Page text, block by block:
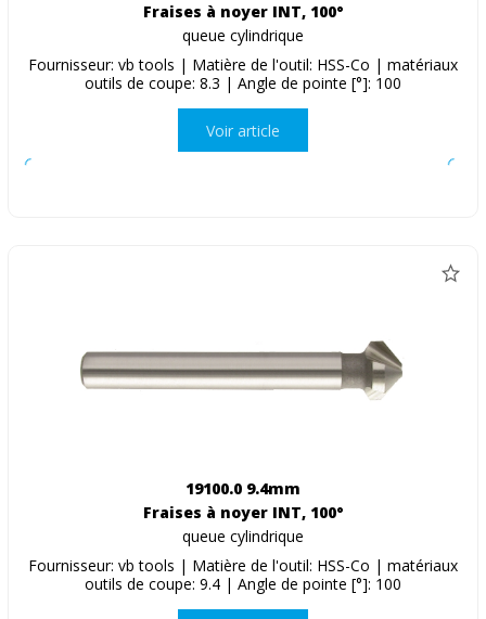
Fraises à noyer INT, 100°
queue cylindrique
Fournisseur: vb tools | Matière de l'outil: HSS-Co | matériaux
outils de coupe: 8.3 | Angle de pointe [°]: 100
Voir article
19100.0 9.4mm
Fraises à noyer INT, 100°
queue cylindrique
Fournisseur: vb tools | Matière de l'outil: HSS-Co | matériaux
outils de coupe: 9.4 | Angle de pointe [°]: 100